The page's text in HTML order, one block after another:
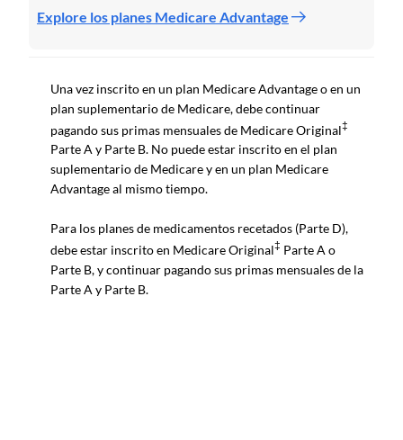
Explore los planes Medicare Advantage
Una vez inscrito en un plan Medicare Advantage o en un
plan suplementario de Medicare, debe continuar
pagando sus primas mensuales de Medicare Original‡
Parte A y Parte B. No puede estar inscrito en el plan
suplementario de Medicare y en un plan Medicare
Advantage al mismo tiempo.
Para los planes de medicamentos recetados (Parte D),
debe estar inscrito en Medicare Original‡ Parte A o
Parte B, y continuar pagando sus primas mensuales de la
Parte A y Parte B.